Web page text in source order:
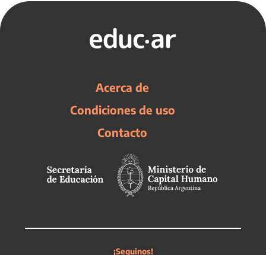
Acerca de
Condiciones de uso
Contacto
¡Seguinos!